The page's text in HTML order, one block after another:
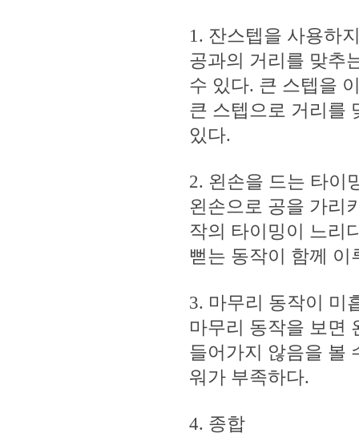
1. 잔스텝을 사용하
공과의 거리를 맞추
수 있다. 큰 스텝을
큰 스텝으로 거리를
있다.
2. 왼손을 드는 타이
왼손으로 공을 가리
작의 타이밍이 느리
뻗는 동작이 함께 이
3. 마무리 동작이 미
마무리 동작을 보면
들어가지 않음을 볼
워가 부족하다.
4. 종합